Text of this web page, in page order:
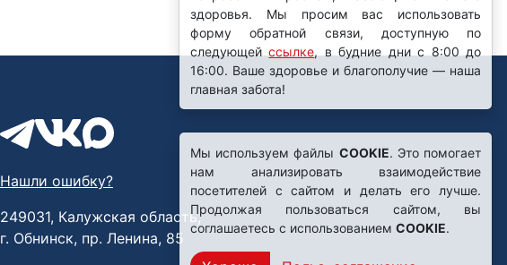
Нашли ошибку?
249031, Калужская область,
г. Обнинск, пр. Ленина, 85
Мы используем файлы COOKIE. Это помогает
нам анализировать взаимодействие
посетителей с сайтом и делать его лучше.
Продолжая пользоваться сайтом, вы
соглашаетесь с использованием COOKIE.